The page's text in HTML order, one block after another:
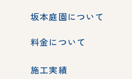
坂本庭園について
料金について
施工実績